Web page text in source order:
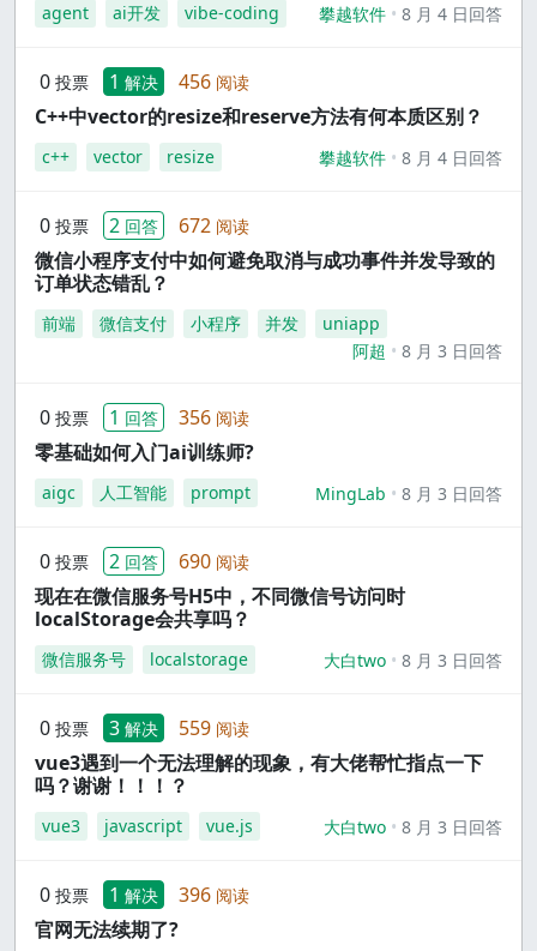
agent ai开发 vibe-coding 攀越软件 8 月 4 日回答
0 投票 1 解决 456 阅读
C++中vector的resize和reserve方法有何本质区别？
c++ vector resize 攀越软件 8 月 4 日回答
0 投票 2 回答 672 阅读
微信小程序支付中如何避免取消与成功事件并发导致的
订单状态错乱？
前端 微信支付 小程序 并发
uniapp
阿超
8 月 3 日回答
0 投票 1 回答 356 阅读
零基础如何入门ai训练师?
aigc 人工智能 prompt MingLab 8 月 3 日回答
0 投票 2 回答 690 阅读
现在在微信服务号H5中，不同微信号访问时
localStorage会共享吗？
微信服务号 localstorage 大白two 8 月 3 日回答
0 投票 3 解决 559 阅读
vue3遇到一个无法理解的现象，有大佬帮忙指点一下
吗？谢谢！！！？
vue3 javascript vue.js 大白two 8 月 3 日回答
0 投票 1 解决 396 阅读
官网无法续期了?